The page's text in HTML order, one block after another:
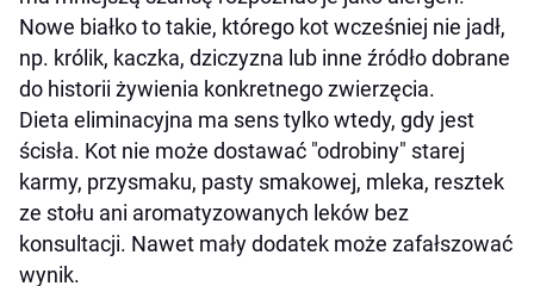
Nowe białko to takie, którego kot wcześniej nie jadł,
np. królik, kaczka, dziczyzna lub inne źródło dobrane
do historii żywienia konkretnego zwierzęcia.
Dieta eliminacyjna ma sens tylko wtedy, gdy jest
ścisła. Kot nie może dostawać "odrobiny" starej
karmy, przysmaku, pasty smakowej, mleka, resztek
ze stołu ani aromatyzowanych leków bez
konsultacji. Nawet mały dodatek może zafałszować
wynik.